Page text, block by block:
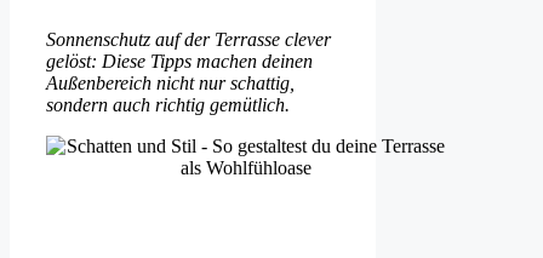
Sonnenschutz auf der Terrasse clever
gelöst: Diese Tipps machen deinen
Außenbereich nicht nur schattig,
sondern auch richtig gemütlich.